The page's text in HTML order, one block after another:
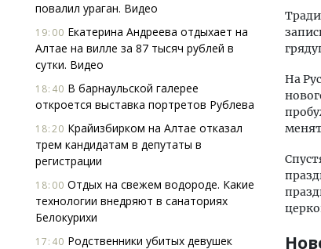
повалил ураган. Видео
19:00 Екатерина Андреева отдыхает на
Алтае на вилле за 87 тысяч рублей в
сутки. Видео
18:40 В барнаульской галерее
откроется выставка портретов Рублева
18:20 Крайизбирком на Алтае отказал
трем кандидатам в депутаты в
регистрации
18:00 Отдых на свежем водороде. Какие
технологии внедряют в санаториях
Белокурихи
17:40 Родственники убитых девушек
На